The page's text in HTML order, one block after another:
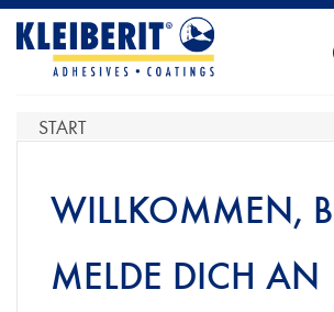
STARTSEITE
PRODUKTE
SERVICE
START
WILLKOMMEN,
MELDE DICH AN